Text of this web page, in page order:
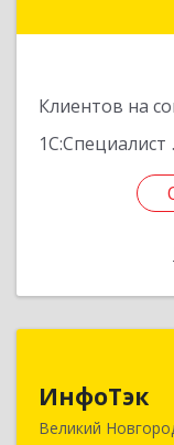
Клиентов на
1С:Специалист
ИнфоТэк
Великий
173003,